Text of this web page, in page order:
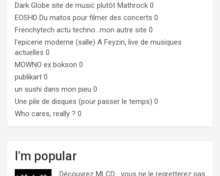
Dark Globe site de music plutôt Mathrock 0
EOSHD Du matos pour filmer des concerts 0
Frenchytech actu techno…mon autre site 0
l'epicerie moderne (salle) A Feyzin, live de musiques
actuelles 0
MOWNO ex bokson 0
publikart 0
un sushi dans mon pieu 0
Une pile de disques (pour passer le temps) 0
Who cares, really ? 0
I'm popular
Découvrez MLCD… vous ne le regretterez pas